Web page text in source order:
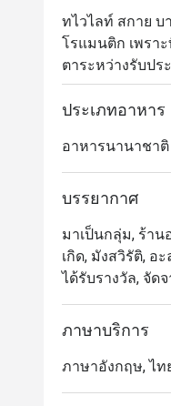
ทไวไลท์ สกาย บ
โรแมนติก เพรา
ตาระหว่างรับป
อายความเป็นภู
เอกลักษณ์ของภู
ประเภทอาหาร
อาหารนานาชาติ
บรรยากาศ
มาเป็นกลุ่ม, ร้าน
เกิด, มังสวิรัติ, อ
ได้รับรางวัล, จัด
ภาษาบริการ
ภาษาอังกฤษ, ไท